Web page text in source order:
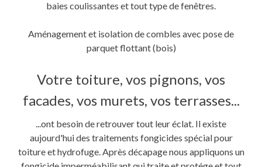
baies coulissantes et tout type de fenêtres.
Aménagement et isolation de combles avec pose de
parquet flottant (bois)
Votre toiture, vos pignons, vos
facades, vos murets, vos terrasses...
...ont besoin de retrouver tout leur éclat. Il existe
aujourd'hui des traitements fongicides spécial pour
toiture et hydrofuge. Après décapage nous appliquons un